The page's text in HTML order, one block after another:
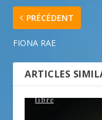
PRÉCÉDENT
FIONA RAE
ARTICLES